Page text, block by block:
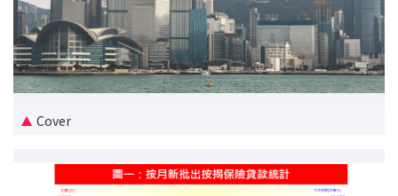
優惠禮遇
新盤優越按揭優惠
中原按揭標籤優惠
推薦齊齊友賞
Cover